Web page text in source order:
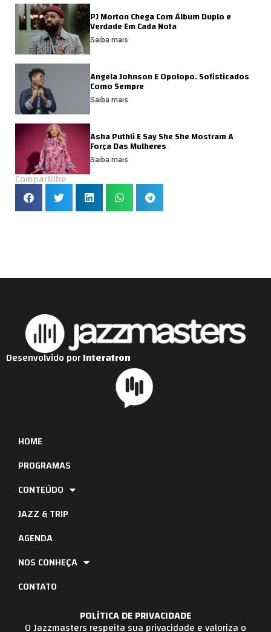
PJ Morton Chega Com Álbum Duplo e
Verdade Em Cada Nota
Saiba mais
Angela Johnson E Opolopo. Sofisticados
Como Sempre
Saiba mais
Asha Puthli E Say She She Mostram A
Força Das Mulheres
Saiba mais
Compartilhe
POLÍTICA DE PRIVACIDADE
O Jazzmasters respeita sua privacidade e valoriza o
HOME
PROGRAMAS
CONTEÚDO
JAZZ & TRIP
AGENDA
NOS CONHEÇA
CONTATO
Desenvolvido porInteratron